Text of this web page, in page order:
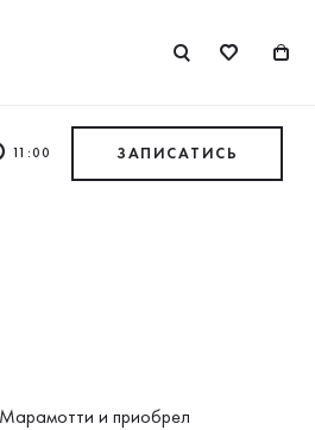
11:00 ЗАПИСАТИСЬ
и приобрел